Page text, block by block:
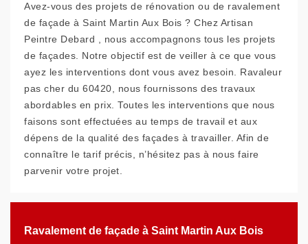
Avez-vous des projets de rénovation ou de ravalement
de façade à Saint Martin Aux Bois ? Chez Artisan
Peintre Debard , nous accompagnons tous les projets
de façades. Notre objectif est de veiller à ce que vous
ayez les interventions dont vous avez besoin. Ravaleur
pas cher du 60420, nous fournissons des travaux
abordables en prix. Toutes les interventions que nous
faisons sont effectuées au temps de travail et aux
dépens de la qualité des façades à travailler. Afin de
connaître le tarif précis, n’hésitez pas à nous faire
parvenir votre projet.
Ravalement de façade à Saint Martin Aux Bois